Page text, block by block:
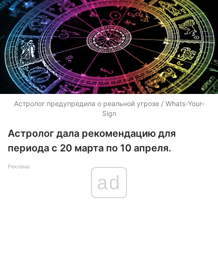
Астролог предупредила о реальной угрозе / Whats-Your-
Sign
Астролог дала рекомендацию для
периода с 20 марта по 10 апреля.
Реклама
ad